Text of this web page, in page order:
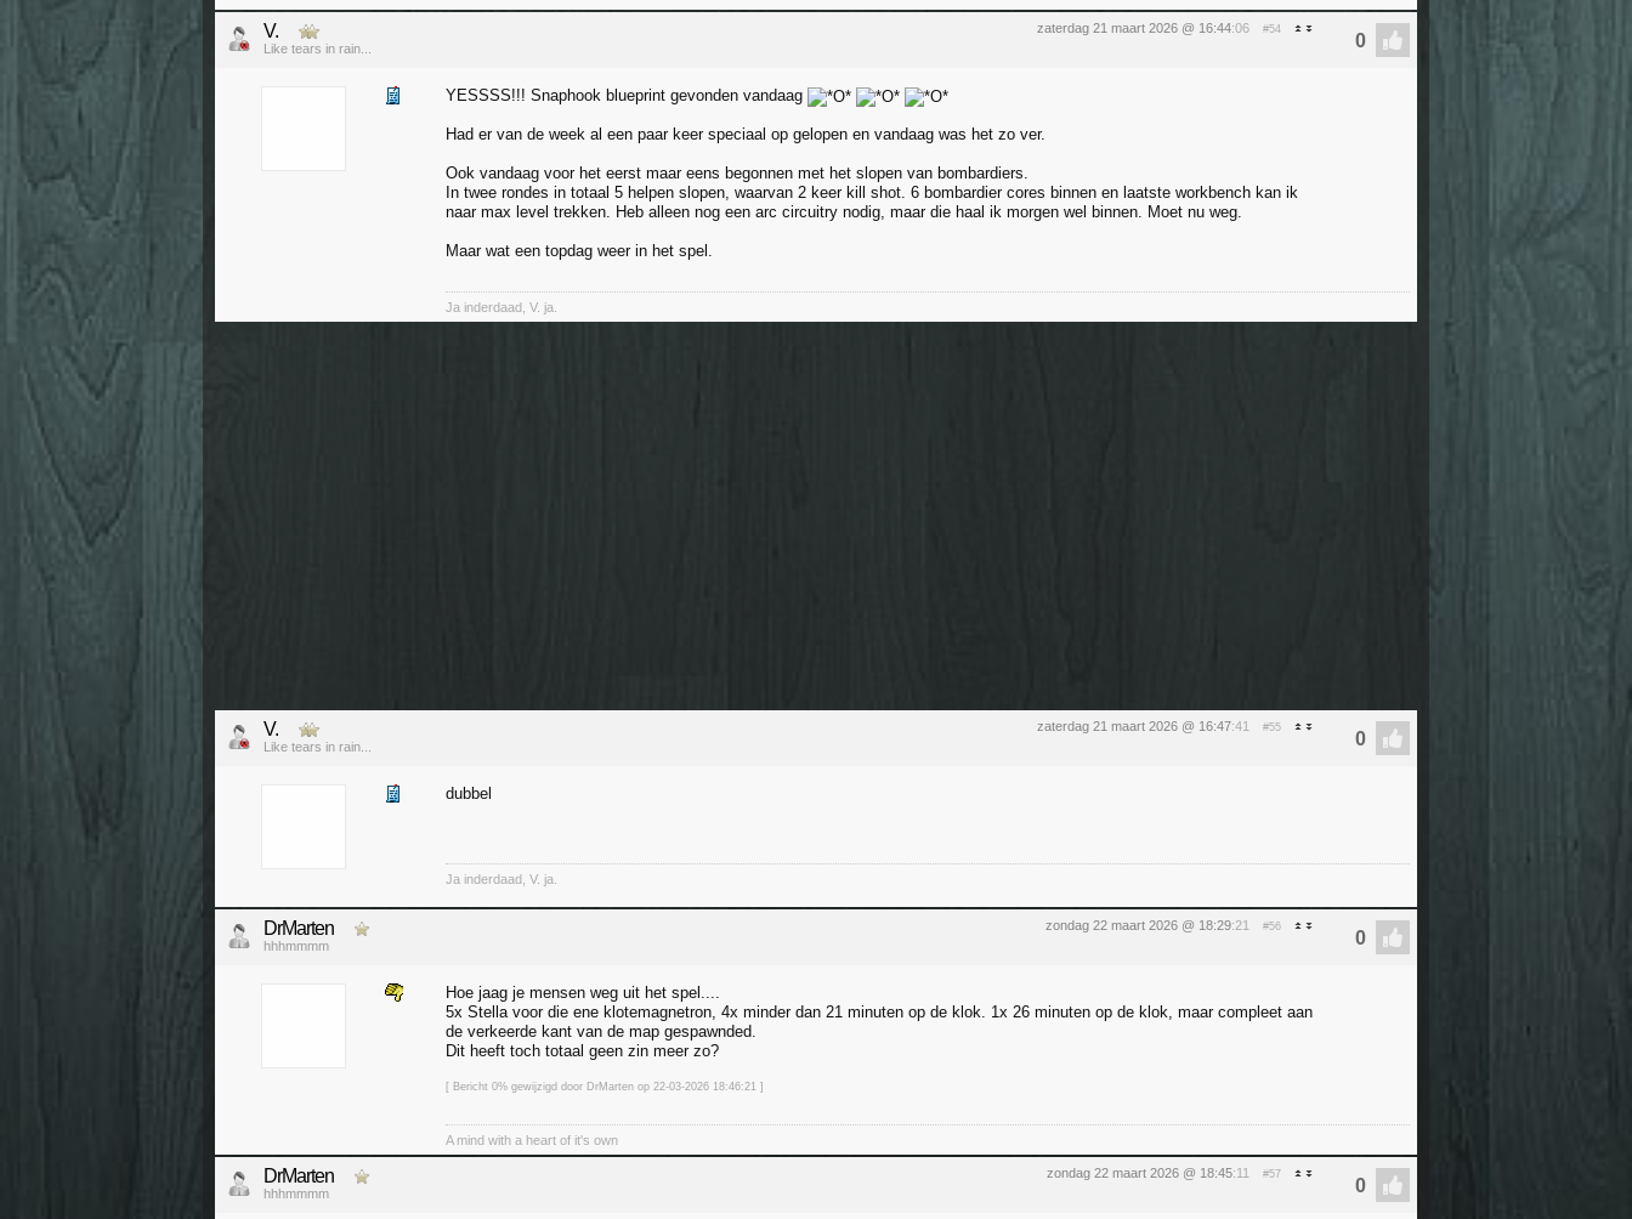
zaterdag 21 maart 2026 @ 16:44:06 #54
V.
Like tears in rain...
YESSSS!!! Snaphook blueprint gevonden vandaag
Had er van de week al een paar keer speciaal op gelopen en vandaag was het zo ver.
Ook vandaag voor het eerst maar eens begonnen met het slopen van bombardiers.
In twee rondes in totaal 5 helpen slopen, waarvan 2 keer kill shot. 6 bombardier cores binnen en laatste workbench kan ik
naar max level trekken. Heb alleen nog een arc circuitry nodig, maar die haal ik morgen wel binnen. Moet nu weg.
Maar wat een topdag weer in het spel.
Ja inderdaad, V. ja.
zaterdag 21 maart 2026 @ 16:47:41 #55
V.
Like tears in rain...
dubbel
Ja inderdaad, V. ja.
zondag 22 maart 2026 @ 18:29:21 #56
DrMarten
hhhmmmm
Hoe jaag je mensen weg uit het spel....
5x Stella voor die ene klotemagnetron, 4x minder dan 21 minuten op de klok. 1x 26 minuten op de klok, maar compleet aan
de verkeerde kant van de map gespawnded.
Dit heeft toch totaal geen zin meer zo?
[ Bericht 0% gewijzigd door DrMarten op 22-03-2026 18:46:21 ]
A mind with a heart of it's own
zondag 22 maart 2026 @ 18:45:11 #57
DrMarten
hhhmmmm